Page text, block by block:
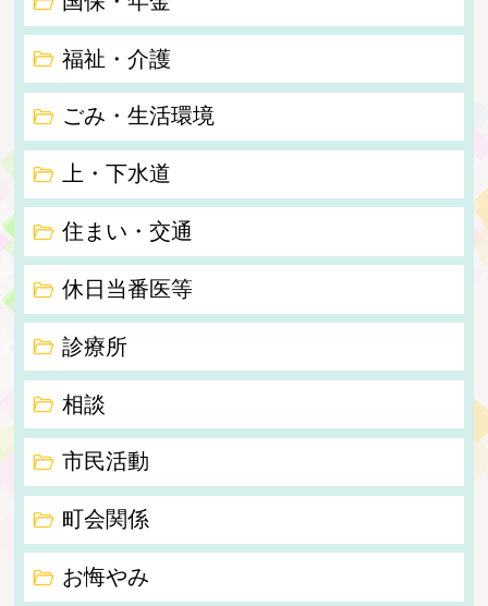
福祉・介護
ごみ・生活環境
上・下水道
住まい・交通
休日当番医等
診療所
相談
市民活動
町会関係
お悔やみ